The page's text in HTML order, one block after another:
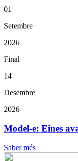
01
Setembre
2026
Final
14
Desembre
2026
Model-e: Eines
Saber més